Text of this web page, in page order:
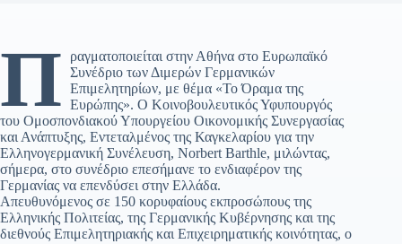
Π
ραγματοποιείται στην Αθήνα στο Ευρωπαϊκό
Συνέδριο των Διμερών Γερμανικών
Επιμελητηρίων, με θέμα «Το Όραμα της
Ευρώπης». Ο Κοινοβουλευτικός Υφυπουργός
του Ομοσπονδιακού Υπουργείου Οικονομικής Συνεργασίας
και Ανάπτυξης, Εντεταλμένος της Καγκελαρίου για την
Ελληνογερμανική Συνέλευση, Norbert Barthle, μιλώντας,
σήμερα, στο συνέδριο επεσήμανε το ενδιαφέρον της
Γερμανίας να επενδύσει στην Ελλάδα.
Απευθυνόμενος σε 150 κορυφαίους εκπροσώπους της
Ελληνικής Πολιτείας, της Γερμανικής Κυβέρνησης και της
διεθνούς Επιμελητηριακής και Επιχειρηματικής κοινότητας, ο